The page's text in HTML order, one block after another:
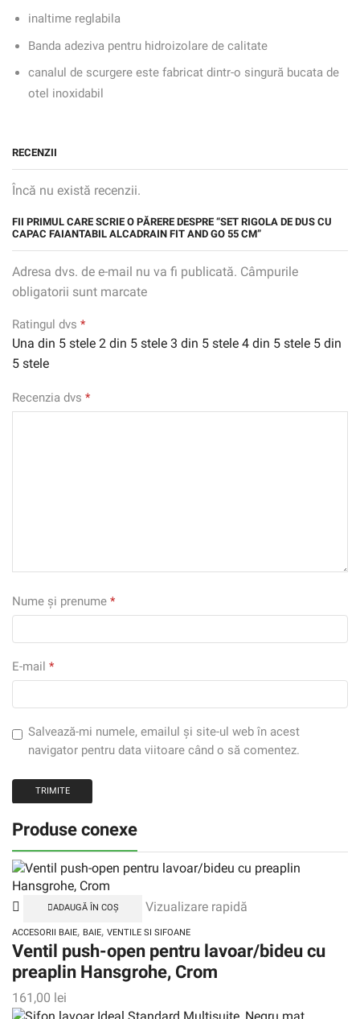
inaltime reglabila
Banda adeziva pentru hidroizolare de calitate
canalul de scurgere este fabricat dintr-o singură bucata de
otel inoxidabil
RECENZII
Încă nu există recenzii.
FII PRIMUL CARE SCRIE O PĂRERE DESPRE “SET RIGOLA DE DUS CU
CAPAC FAIANTABIL ALCADRAIN FIT AND GO 55 CM”
Adresa dvs. de e-mail nu va fi publicată. Câmpurile
obligatorii sunt marcate
Ratingul dvs *
Una din 5 stele 2 din 5 stele 3 din 5 stele 4 din 5 stele 5 din
5 stele
Recenzia dvs *
Nume și prenume *
E-mail *
Salvează-mi numele, emailul și site-ul web în acest
navigator pentru data viitoare când o să comentez.
Produse conexe
ADAUGĂ ÎN COȘ Vizualizare rapidă
ACCESORII BAIE, BAIE, VENTILE SI SIFOANE
Ventil push-open pentru lavoar/bideu cu
preaplin Hansgrohe, Crom
161,00 lei